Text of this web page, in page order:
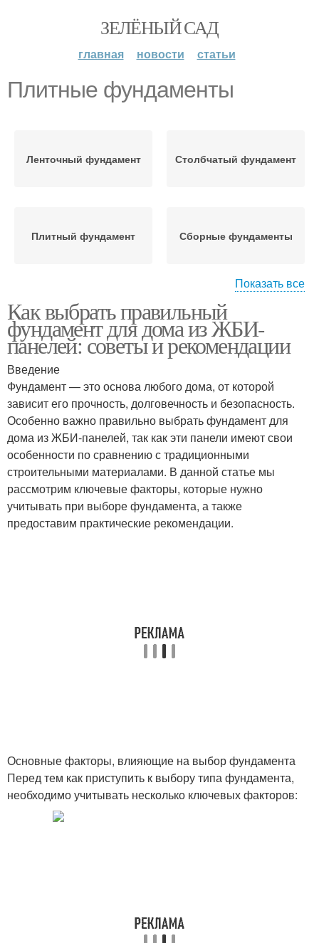
ЗЕЛЁНЫЙ САД
главная новости статьи
Плитные фундаменты
Ленточный фундамент Столбчатый фундамент
Плитный фундамент Сборные фундаменты
Фундамент для жби-
панелей
Монолитный фундамент
Фундамент на разных
типах
Показать все
Как выбрать правильный
фундамент для дома из ЖБИ-
панелей: советы и рекомендации
Введение
Фундамент — это основа любого дома, от которой
зависит его прочность, долговечность и безопасность.
Особенно важно правильно выбрать фундамент для
дома из ЖБИ-панелей, так как эти панели имеют свои
особенности по сравнению с традиционными
строительными материалами. В данной статье мы
рассмотрим ключевые факторы, которые нужно
учитывать при выборе фундамента, а также
предоставим практические рекомендации.
Основные факторы, влияющие на выбор фундамента
Перед тем как приступить к выбору типа фундамента,
необходимо учитывать несколько ключевых факторов: